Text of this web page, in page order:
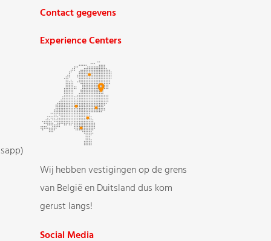
Contact gegevens
Experience Centers
Wij hebben vestigingen op de grens
van België en Duitsland dus kom
gerust langs!
Social Media